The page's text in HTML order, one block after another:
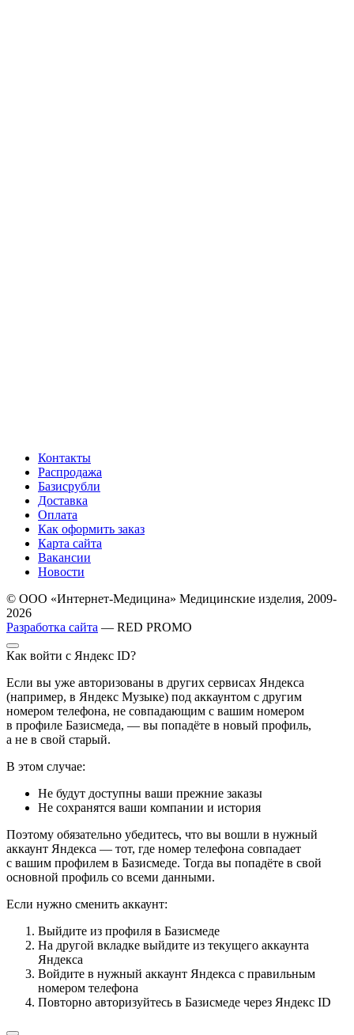
Контакты
Распродажа
Базисрубли
Доставка
Оплата
Как оформить заказ
Карта сайта
Вакансии
Новости
© ООО «Интернет-Медицина» Медицинские изделия, 2009-
2026
Разработка сайта — RED PROMO
Как войти с Яндекс ID?
Если вы уже авторизованы в других сервисах Яндекса
(например, в Яндекс Музыке) под аккаунтом с другим
номером телефона, не совпадающим с вашим номером
в профиле Базисмеда, — вы попадёте в новый профиль,
а не в свой старый.
В этом случае:
Не будут доступны ваши прежние заказы
Не сохранятся ваши компании и история
Поэтому обязательно убедитесь, что вы вошли в нужный
аккаунт Яндекса — тот, где номер телефона совпадает
с вашим профилем в Базисмеде. Тогда вы попадёте в свой
основной профиль со всеми данными.
Если нужно сменить аккаунт:
Выйдите из профиля в Базисмеде
На другой вкладке выйдите из текущего аккаунта
Яндекса
Войдите в нужный аккаунт Яндекса с правильным
номером телефона
Повторно авторизуйтесь в Базисмеде через Яндекс ID